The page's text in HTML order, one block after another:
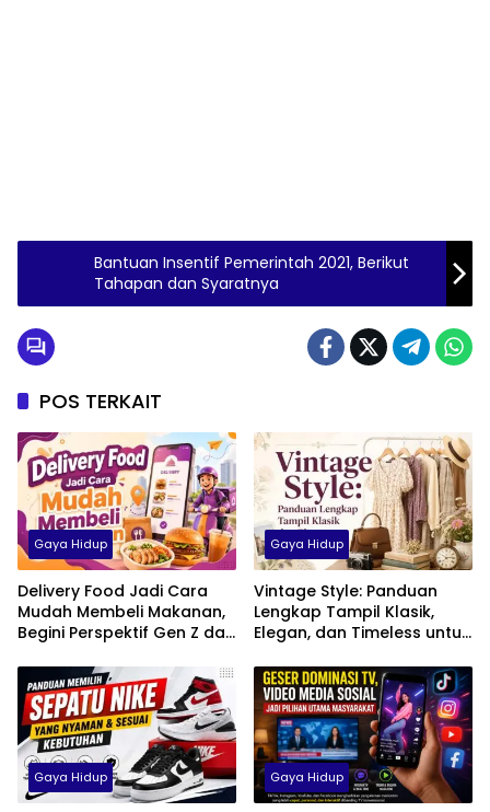
Bantuan Insentif Pemerintah 2021, Berikut
Tahapan dan Syaratnya
POS TERKAIT
Gaya Hidup
Delivery Food Jadi Cara
Mudah Membeli Makanan,
Begini Perspektif Gen Z dan
Gaya Hidup
Vintage Style: Panduan
Lengkap Tampil Klasik,
Elegan, dan Timeless untuk
Gaya Hidup Gaya Hidup